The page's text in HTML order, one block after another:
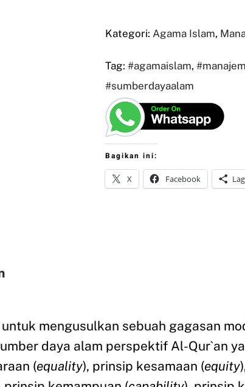
Kategori: Agama Islam,
Tag: #agamaislam,
#sumberdayaalam
Bagikan ini:
X Facebook
mengusulkan sebuah gagasan
daya alam perspektif Al-Qur`an
(equality), prinsip kesamaan (equity